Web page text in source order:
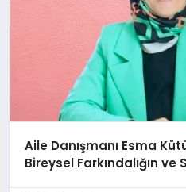
Aile Danışmanı Esma
Bireysel Farkındalığın ve